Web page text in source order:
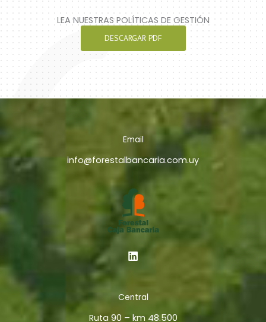
LEA NUESTRAS POLÍTICAS DE GESTIÓN
DESCARGAR PDF
Email
info@forestalbancaria.com.uy
Central
Ruta 90 – km 48.500